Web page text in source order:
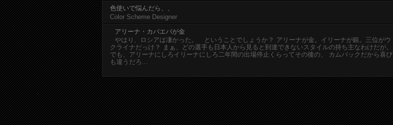
色使いで悩んだら、、
Color Scheme Designer
アリーナ・カバエバが金
やはり、ロシアは凄かった。 ということでしょうか？ アリーナが金。イリーナが銀。三位がウ
クライナだっけ？ まぁ、どの選手も日本人から見ると到達できないスタイルの持ち主なわけだが。
でも、アリーナにしろイリーナにしろ二年間の出場停止くらってその後の、 カムバックだから喜び
も違うだろ...